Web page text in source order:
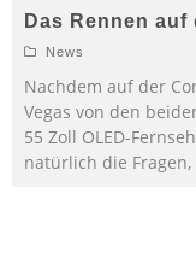
Das Rennen
News
Nachdem auf der
Vegas von den
55 Zoll OLED-
natürlich die